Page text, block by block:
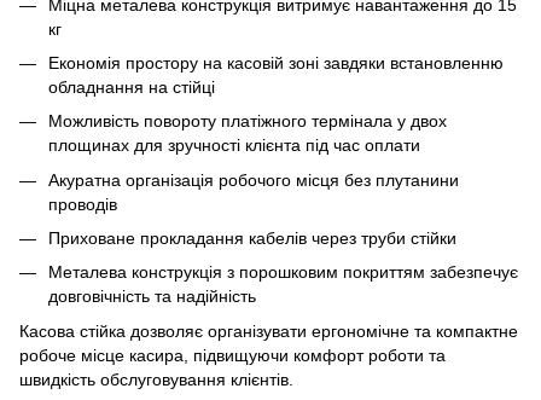
Міцна металева конструкція витримує навантаження до 15
кг
Економія простору на касовій зоні завдяки встановленню
обладнання на стійці
Можливість повороту платіжного термінала у двох
площинах для зручності клієнта під час оплати
Акуратна організація робочого місця без плутанини
проводів
Приховане прокладання кабелів через труби стійки
Металева конструкція з порошковим покриттям забезпечує
довговічність та надійність
Касова стійка дозволяє організувати ергономічне та компактне
робоче місце касира, підвищуючи комфорт роботи та
швидкість обслуговування клієнтів.